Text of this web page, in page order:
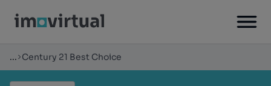
... Century 21 Best Choice